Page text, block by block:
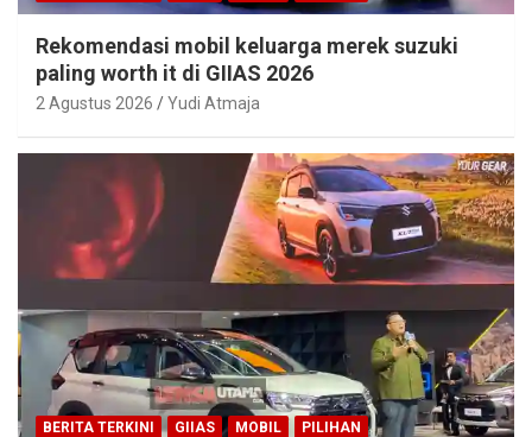
Rekomendasi mobil keluarga merek suzuki
paling worth it di GIIAS 2026
2 Agustus 2026 Yudi Atmaja
BERITA TERKINI GIIAS MOBIL PILIHAN